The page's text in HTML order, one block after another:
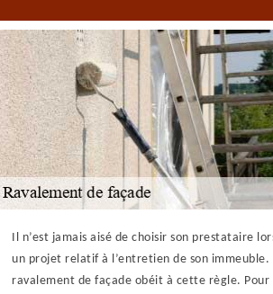
Il n’est jamais aisé de choisir son prestataire
un projet relatif à l’entretien de son immeuble.
ravalement de façade obéit à cette règle. Pour